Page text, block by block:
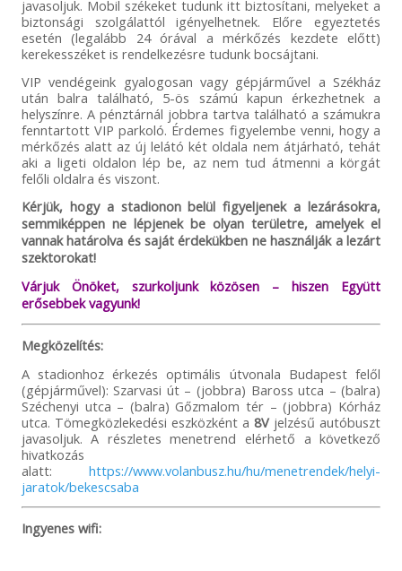
javasoljuk. Mobil székeket tudunk itt biztosítani, melyeket a
biztonsági szolgálattól igényelhetnek. Előre egyeztetés
esetén (legalább 24 órával a mérkőzés kezdete előtt)
kerekesszéket is rendelkezésre tudunk bocsájtani.
VIP vendégeink gyalogosan vagy gépjárművel a Székház
után balra található, 5-ös számú kapun érkezhetnek a
helyszínre. A pénztárnál jobbra tartva található a számukra
fenntartott VIP parkoló. Érdemes figyelembe venni, hogy a
mérkőzés alatt az új lelátó két oldala nem átjárható, tehát
aki a ligeti oldalon lép be, az nem tud átmenni a körgát
felőli oldalra és viszont.
Kérjük, hogy a stadionon belül figyeljenek a lezárásokra,
semmiképpen ne lépjenek be olyan területre, amelyek el
vannak határolva és saját érdekükben ne használják a lezárt
szektorokat!
Várjuk Önöket, szurkoljunk közösen – hiszen Együtt
erősebbek vagyunk!
Megközelítés:
A stadionhoz érkezés optimális útvonala Budapest felől
(gépjárművel): Szarvasi út – (jobbra) Baross utca – (balra)
Széchenyi utca – (balra) Gőzmalom tér – (jobbra) Kórház
utca. Tömegközlekedési eszközként a 8V jelzésű autóbuszt
javasoljuk. A részletes menetrend elérhető a következő
hivatkozás
alatt:https://www.volanbusz.hu/hu/menetrendek/helyi-
jaratok/bekescsaba
Ingyenes wifi: